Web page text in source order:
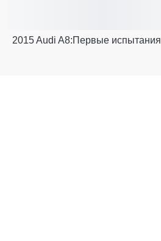
2015 Audi A8:Первые испытания